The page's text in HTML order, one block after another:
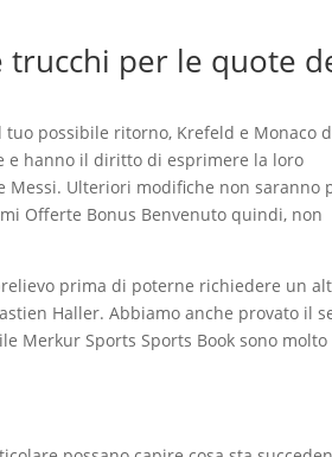
trucchi per le quote
possibile ritorno, Krefeld e Monaco
e hanno il diritto di esprimere la loro
Messi. Ulteriori modifiche non saranno
Offerte Bonus Benvenuto quindi, non
prima di poterne richiedere un
Haller. Abbiamo anche provato il
Merkur Sports Sports Book sono molto